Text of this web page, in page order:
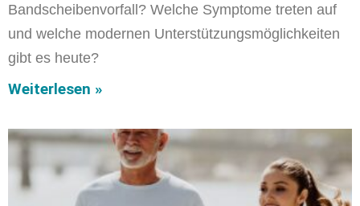
Bandscheibenvorfall? Welche Symptome treten auf
und welche modernen Unterstützungsmöglichkeiten
gibt es heute?
Weiterlesen »